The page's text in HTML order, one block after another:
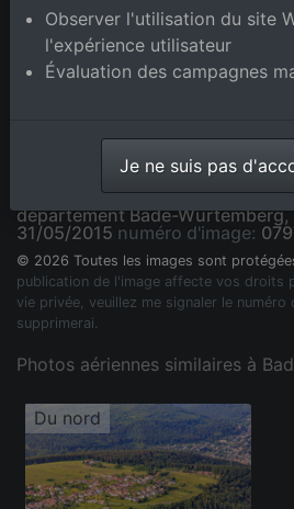
Du nord à le quartier Rotensol in
département Bade-
31/05/2015 numéro d'image:
© 2026 Toutes les images sont
publication de l'image affecte vos droits
vie privée, veuillez me signaler le numéro
supprimerai.
Photos aériennes similaires à
Du nord
Observer l'utilisation du site
l'expérience utilisateur
Évaluation des campagnes
Je ne suis pas